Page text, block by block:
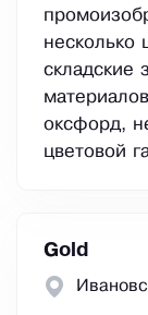
несколько
складские
оксфорд,
цветовой
Gold